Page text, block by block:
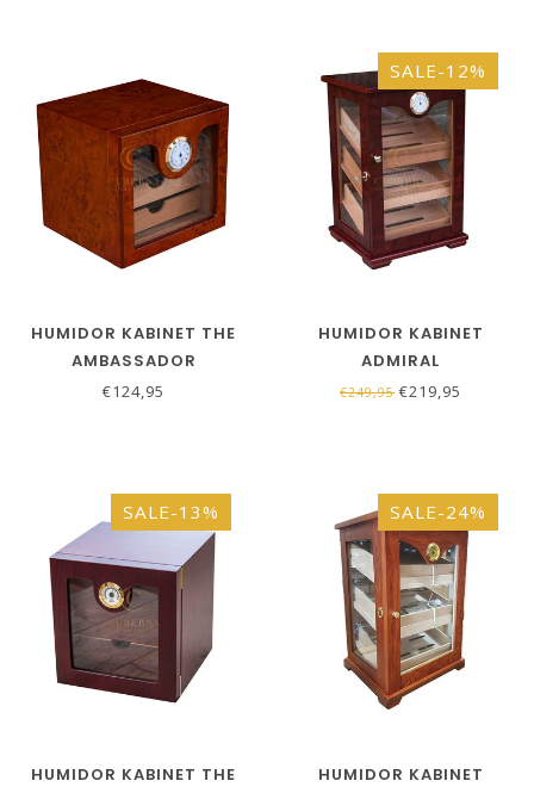
HUMIDOR KABINET THE
AMBASSADOR
€124,95
SALE-12%
HUMIDOR KABINET
ADMIRAL
€249,95 €219,95
SALE-13%
HUMIDOR KABINET THE
SALE-24%
HUMIDOR KABINET